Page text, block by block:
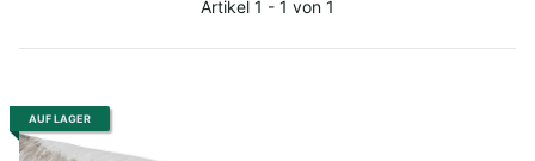
Artikel 1 - 1 von 1
AUF LAGER